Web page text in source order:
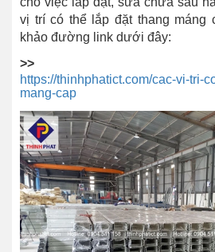
vị trí có thể lắp đặt thang máng
khảo đường link dưới đây:
>>
https://thinhphatict.com/cac-vi-tri-
mang-cap